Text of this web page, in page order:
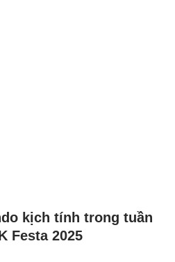
kịch tính trong tuần
Festa 2025